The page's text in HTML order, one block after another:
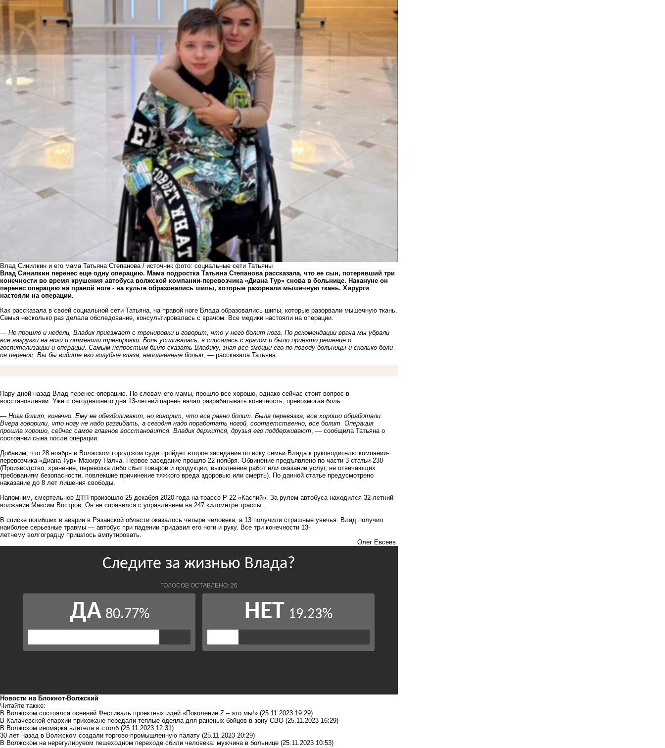
Влад Синилкин и его мама Татьяна Степанова / источник фото: социальные сети Татьяны
Влад Синилкин перенес еще одну операцию. Мама подростка Татьяна Степанова рассказала, что ее сын, потерявший три
конечности во время крушения автобуса волжской компании-перевозчика «Диана Тур» снова в больнице. Накануне он
перенес операцию на правой ноге - на культе образовались шипы, которые разорвали мышечную ткань. Хирурги
настояли на операции.
Как рассказала в своей социальной сети Татьяна, на правой ноге Влада образовались шипы, которые разорвали мышечную ткань.
Семья несколько раз делала обследование, консультировалась с врачом. Все медики настояли на операции.
— Не прошло и недели, Владик приезжает с тренировки и говорит, что у него болит нога. По рекомендации врача мы убрали
все нагрузки на ноги и отменили тренировки. Боль усиливалась, я списалась с врачом и было принято решение о
госпитализации и операции. Самым непростым было сказать Владику, зная все эмоции его по поводу больницы и сколько боли
он перенос. Вы бы видите его голубые глаза, наполненные болью , — рассказала Татьяна.
Пару дней назад Влад перенес операцию. По словам его мамы, прошло все хорошо, однако сейчас стоит вопрос в
восстановлении. Уже с сегодняшнего дня 13-летний парень начал разрабатывать конечность, превозмогая боль.
— Нога болит, конечно. Ему ее обезболивают, но говорит, что все равно болит. Была перевязка, все хорошо обработали.
Вчера говорили, что ногу не надо разгибать, а сегодня надо поработать ногой, соответственно, все болит. Операция
прошла хорошо, сейчас самое главное восстановится. Владик держится, друзья его поддерживают , — сообщила Татьяна о
состоянии сына после операции.
Добавим, что 28 ноября в Волжском городском суде пройдет второе заседание по иску семьи Влада к руководителю компании-
перевозчика «Диана Тур» Махиру Налча. Первое заседание прошло 22 ноября . Обвинение предъявлено по части 3 статьи 238
(Производство, хранение, перевозка либо сбыт товаров и продукции, выполнение работ или оказание услуг, не отвечающих
требованиям безопасности, повлекшие причинение тяжкого вреда здоровью или смерть). По данной статье предусмотрено
наказание до 8 лет лишения свободы.
Напомним, смертельное ДТП произошло 25 декабря 2020 года на трассе Р-22 «Каспий». За рулем автобуса находился 32-летний
волжанин Максим Востров. Он не справился с управлением на 247 километре трассы.
В списке погибших в аварии в Рязанской области оказалось четыре человека , а 13 получили страшные увечья. Влад получил
наиболее серьезные травмы — автобус при падении придавил его ноги и руку. Все три конечности 13-
летнему волгоградцу пришлось ампутировать
Олег Евсеев
Новости на Блoкнoт-Волжский
Читайте также:
В Волжском состоялся осенний Фестиваль проектных идей «Поколение Z – это мы!» (25.11.2023 19:29)
В Калачевской епархии прихожане передали теплые одеяла для раненых бойцов в зону СВО (25.11.2023 16:29)
В Волжском иномарка влетела в столб (25.11.2023 12:31)
30 лет назад в Волжском создали торгово-промышленную палату (25.11.2023 20:29)
В Волжском на нерегулируеом пешеходном переходе сбили человека: мужчина в больнице (25.11.2023 10:53)